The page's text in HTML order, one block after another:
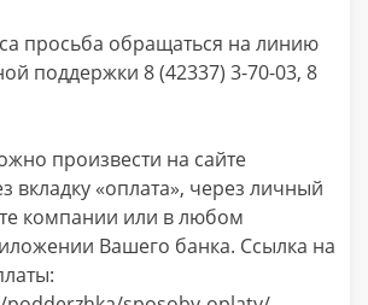
просьба обращаться на линию
поддержки 8 (42337) 3-70-03, 8
произвести на сайте
вкладку «оплата», через личный
компании или в любом
Вашего банка. Ссылка на